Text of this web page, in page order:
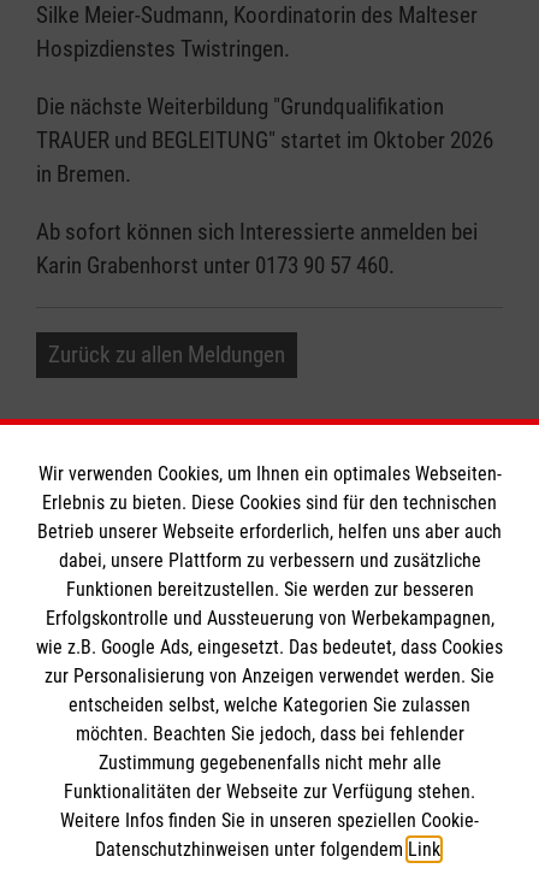
Silke Meier-Sudmann, Koordinatorin des Malteser
Hospizdienstes Twistringen.
Die nächste Weiterbildung "Grundqualifikation
TRAUER und BEGLEITUNG" startet im Oktober 2026
in Bremen.
Ab sofort können sich Interessierte anmelden bei
Karin Grabenhorst unter 0173 90 57 460.
Zurück zu allen Meldungen
Informationen
Impressum
Datenschutz
Kontakt
Barrierefreiheit
Die Malteser
Malteser in Deutschland
Malteserorden
Sharepoint
Spendenkonto
Wir verwenden Cookies, um Ihnen ein optimales Webseiten-
Erlebnis zu bieten. Diese Cookies sind für den technischen
Betrieb unserer Webseite erforderlich, helfen uns aber auch
dabei, unsere Plattform zu verbessern und zusätzliche
Funktionen bereitzustellen. Sie werden zur besseren
Erfolgskontrolle und Aussteuerung von Werbekampagnen,
wie z.B. Google Ads, eingesetzt. Das bedeutet, dass Cookies
zur Personalisierung von Anzeigen verwendet werden. Sie
entscheiden selbst, welche Kategorien Sie zulassen
möchten. Beachten Sie jedoch, dass bei fehlender
Zustimmung gegebenenfalls nicht mehr alle
Funktionalitäten der Webseite zur Verfügung stehen.
Weitere Infos finden Sie in unseren speziellen Cookie-
Datenschutzhinweisen unter folgendem Link.